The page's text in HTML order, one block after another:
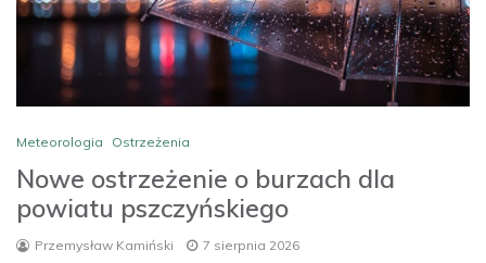
Meteorologia Ostrzeżenia
Nowe ostrzeżenie o burzach dla
powiatu pszczyńskiego
Przemysław Kamiński 7 sierpnia 2026